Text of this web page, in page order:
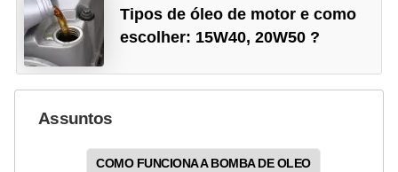
Tipos de óleo de motor e como
escolher: 15W40, 20W50 ?
Assuntos
COMO FUNCIONA A BOMBA DE OLEO